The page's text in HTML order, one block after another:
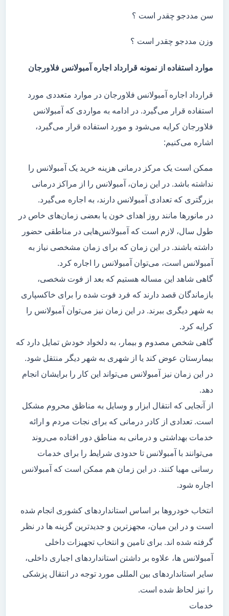
سن مددجو چقدر است ؟
وزن مددجو چقدر است ؟
موارد استفاده از نمونه قرارداد اجاره آمبولانس فلاورجان
قرارداد اجاره آمبولانس فلاورجان در موارد متعددی مورد
استفاده قرار می‌گیرد. در ادامه به مواردی که آمبولانس
فلاورجان کرایه می‌شود و مورد استفاده قرار می‌گیرد،
اشاره می‌کنیم:
ممکن است یک مرکز درمانی هزینه خرید یک آمبولانس را
نداشته باشد. در این زمان، آمبولانس را از مراکز درمانی
بزرگتری که تعدادی آمبولانس دارند، به اجاره می‌گیرد.
در مانور‌ها مانند روز اهدای خون یا بعضی زمان‌های خاص در
طول سال، لازم است که آمبولانس‌هایی در مناطقی حضور
داشته باشند. در این زمان که برای زمان مشخصی نیاز به
آمبولانس است، می‌توان آمبولانس را اجاره کرد.
گاهی شاهد این مساله هستیم که بعد از فوت شخصی،
بازماندگان قصد دارند که فرد فوت شده را برای خاکسپاری
به شهر دیگری ببرند. در این زمان نیز می‌توان آمبولانس را
کرایه کرد.
گاهی شخص مصدوم و بیمار، به دلخواد خودش تمایل دارد که
بیمارستان عوض کند یا از شهری به شهر دیگر منتقل شود.
در این زمان نیز آمبولانس می‌تواند این کار را برایشان انجام
دهد.
از آنجایی که انتقال ابزار و وسایل به مناظق محروم مشکل
است. تعدادی از کادر درمانی که برای نجات مردم و ارائه
خدمات بهداشتی و درمانی به مناطق دور افتاده می‌روند
می‌توانند با آمبولانس تا حدودی شرایط را برای خدمات
رسانی مهیا کنند. در این زمان هم ممکن است که آمبولانس
اجاره شود.
انتخاب خودروها بر اساس استانداردهای کشوری انجام شده
است و در این میان، مجهزترین و جدیدترین گزینه ها در نظر
گرفته شده اند. برای تامین و انتخاب تجهیزات داخلی
آمبولانس ها، علاوه بر داشتن استانداردهای اجباری داخلی،
سایر استانداردهای بین المللی مورد توجه در انتقال پزشکی
را نیز لحاظ شده است.
خدمات